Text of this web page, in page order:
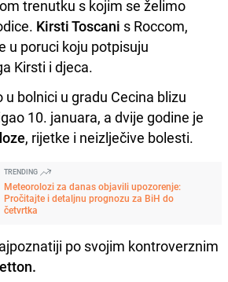
trenutku s kojim se želimo
Kirsti Toscani s Roccom,
u poruci koju potpisuju
Kirsti i djeca.
bolnici u gradu Cecina blizu
10. januara, a dvije godine je
, rijetke i neizlječive bolesti.
TRENDING
Meteorolozi za danas objavili upozorenje:
Pročitajte i detaljnu prognozu za BiH do
četvrtka
po svojim kontroverznim